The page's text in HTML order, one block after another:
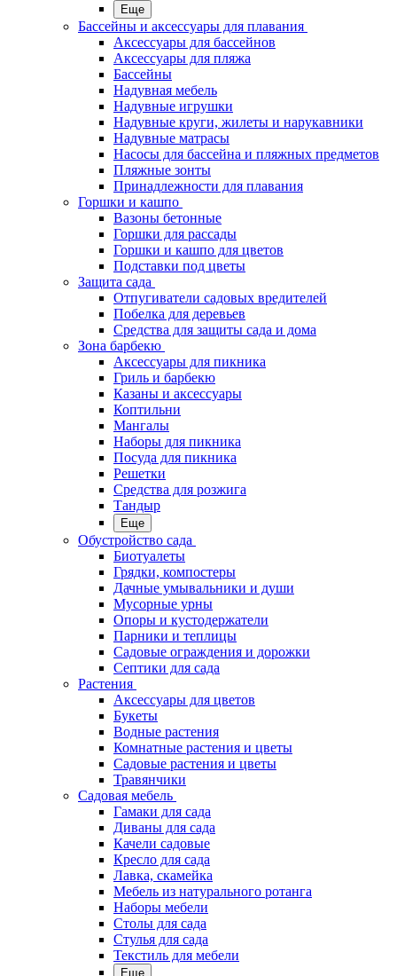
Еще
Бассейны и аксессуары для плавания
Аксессуары для бассейнов
Аксессуары для пляжа
Бассейны
Надувная мебель
Надувные игрушки
Надувные круги, жилеты и нарукавники
Надувные матрасы
Насосы для бассейна и пляжных предметов
Пляжные зонты
Принадлежности для плавания
Горшки и кашпо
Вазоны бетонные
Горшки для рассады
Горшки и кашпо для цветов
Подставки под цветы
Защита сада
Отпугиватели садовых вредителей
Побелка для деревьев
Средства для защиты сада и дома
Зона барбекю
Аксессуары для пикника
Гриль и барбекю
Казаны и аксессуары
Коптильни
Мангалы
Наборы для пикника
Посуда для пикника
Решетки
Средства для розжига
Тандыр
Еще
Обустройство сада
Биотуалеты
Грядки, компостеры
Дачные умывальники и души
Мусорные урны
Опоры и кустодержатели
Парники и теплицы
Садовые ограждения и дорожки
Септики для сада
Растения
Аксессуары для цветов
Букеты
Водные растения
Комнатные растения и цветы
Садовые растения и цветы
Травянчики
Садовая мебель
Гамаки для сада
Диваны для сада
Качели садовые
Кресло для сада
Лавка, скамейка
Мебель из натурального ротанга
Наборы мебели
Столы для сада
Стулья для сада
Текстиль для мебели
Еще